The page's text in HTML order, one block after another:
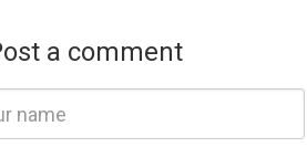
a comment